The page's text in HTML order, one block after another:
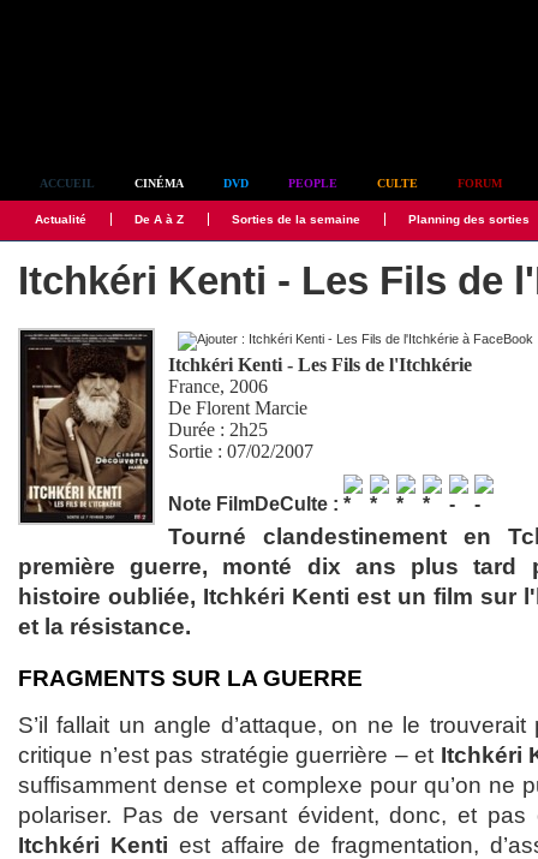
ACCUEIL CINÉMA DVD PEOPLE CULTE FORUM
Actualité De A à Z Sorties de la semaine Planning des sorties
Itchkéri Kenti - Les Fils de
Itchkéri Kenti - Les Fils de l'Itchkérie
France, 2006
DeFlorent Marcie
Durée : 2h25
Sortie : 07/02/2007
Note FilmDeCulte :
Tourné clandestinement en
première guerre, monté dix ans plus tard
histoire oubliée, Itchkéri Kenti est un film sur
et la résistance.
FRAGMENTS SUR LA GUERRE
S’il fallait un angle d’attaque, on ne le
critique n’est pas stratégie guerrière – et Itchkéri
suffisamment dense et complexe pour qu’on ne
polariser. Pas de versant évident, donc, et pas
Itchkéri Kenti est affaire de fragmentation,